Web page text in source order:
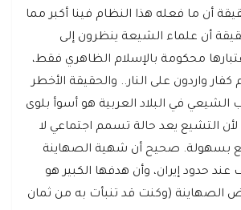
أن ما فعله هذا النظام فينا أكبر مما
أن علماء الشيعة ينظرون إلى
محكومة بالإسلام الظاهري فقط،
واردون على النار.. والحقيقة الأخطر
الشيعي في البلاد العربية هو أسوأ بلوى
لأن التشيع يعد حالة تسمم اجتماعي لا
بسهولة. صحيح أن شهية الصهاينة
عند حدود إيران، وأن هدفها الكبير هو
الصهاينة (وكنت قد تنبأت به من ثمان